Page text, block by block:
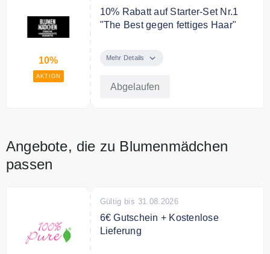
10%
AKTION
10% Rabatt auf Starter-Set Nr.1
"The Best gegen fettiges Haar"
fettiges Haar" nur 40,95 EUR statt
Mehr Details
Abgelaufen
Angebote, die zu Blumenmädchen
passen
Gültig bis 31.08.2026
6€ Gutschein + Kostenlose
Lieferung